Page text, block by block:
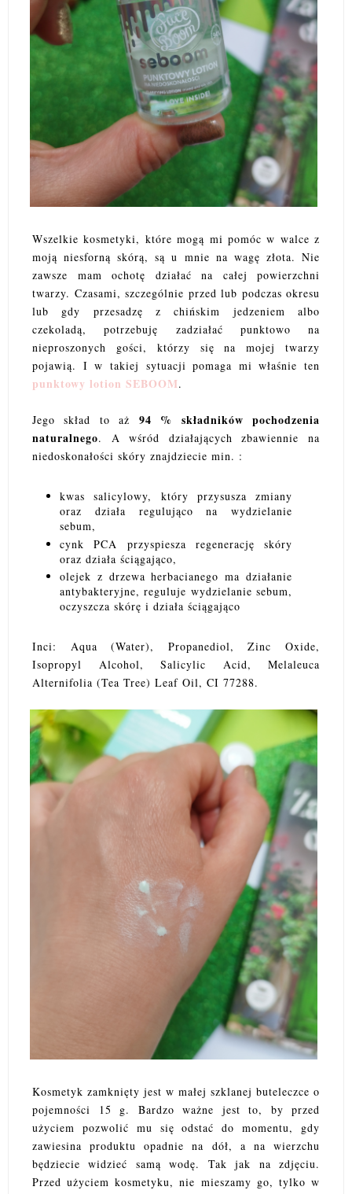
Wszelkie kosmetyki, które mogą mi pomóc w walce z
moją niesforną skórą, są u mnie na wagę złota. Nie
zawsze mam ochotę działać na całej powierzchni
twarzy. Czasami, szczególnie przed lub podczas okresu
lub gdy przesadzę z chińskim jedzeniem albo
czekoladą, potrzebuję zadziałać punktowo na
nieproszonych gości, którzy się na mojej twarzy
pojawią. I w takiej sytuacji pomaga mi właśnie ten
punktowy lotion SEBOOM.
Jego skład to aż
94 % składników pochodzenia
naturalnego. A wśród działających zbawiennie na
niedoskonałości skóry znajdziecie min. :
kwas salicylowy, który przysusza zmiany
oraz działa regulująco na wydzielanie
sebum,
cynk PCA przyspiesza regenerację skóry
oraz działa ściągająco,
olejek z drzewa herbacianego ma działanie
antybakteryjne, reguluje wydzielanie sebum,
oczyszcza skórę i działa ściągająco
Inci: Aqua (Water), Propanediol, Zinc Oxide,
Isopropyl Alcohol, Salicylic Acid, Melaleuca
Alternifolia (Tea Tree) Leaf Oil, CI 77288.
Kosmetyk zamknięty jest w małej szklanej buteleczce o
pojemności 15 g. Bardzo ważne jest to, by przed
użyciem pozwolić mu się odstać do momentu, gdy
zawiesina produktu opadnie na dół, a na wierzchu
będziecie widzieć samą wodę. Tak jak na zdjęciu.
Przed użyciem kosmetyku, nie mieszamy go, tylko w